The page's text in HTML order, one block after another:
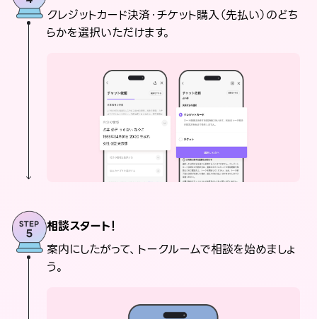
クレジットカード決済・チケット購入（先払い）のどち
らかを選択いただけます。
相談スタート！
案内にしたがって、トークルームで相談を始めましょ
う。